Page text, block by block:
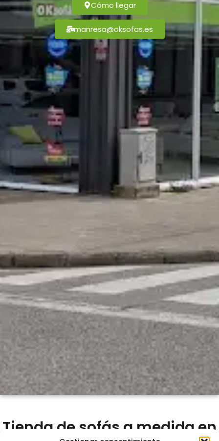
Cómo llegar
manresa@oksofas.es
Tienda de sofás a medida en